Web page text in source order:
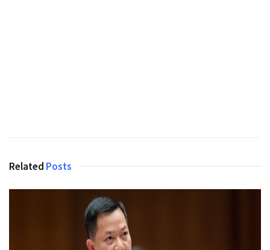
Related Posts